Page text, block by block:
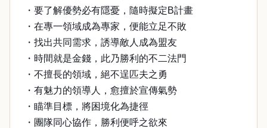
・要了解優勢必有隱憂，隨時擬定B計畫
・在專一領域成為專家，便能立足不敗
・找出共同需求，誘導敵人成為盟友
・時間就是金錢，此乃勝利的不二法門
・不擅長的領域，絕不逞匹夫之勇
・有魅力的領導人，愈擅於宣傳氣勢
・瞄準目標，將困境化為捷徑
・團隊同心協作，勝利便呼之欲來